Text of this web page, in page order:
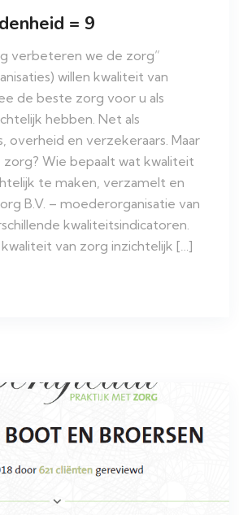
= 9
verbeteren we de zorg”
willen kwaliteit van
de beste zorg voor u als
hebben. Net als
overheid en verzekeraars. Maar
Wie bepaalt wat kwaliteit
te maken, verzamelt en
B.V. – moederorganisatie van
kwaliteitsindicatoren.
van zorg inzichtelijk […]